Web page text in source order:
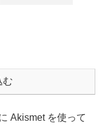
む
Akismet を使って